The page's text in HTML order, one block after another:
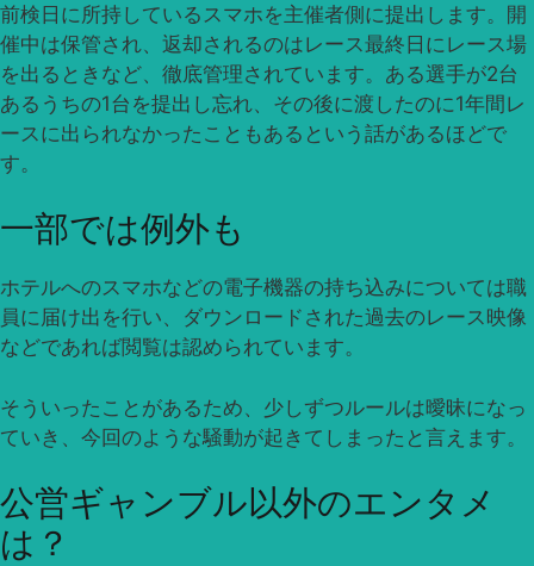
前検日に所持しているスマホを主催者側に提出します。開
催中は保管され、返却されるのはレース最終日にレース場
を出るときなど、徹底管理されています。ある選手が2台
あるうちの1台を提出し忘れ、その後に渡したのに1年間レ
ースに出られなかったこともあるという話があるほどで
す。
一部では例外も
ホテルへのスマホなどの電子機器の持ち込みについては職
員に届け出を行い、ダウンロードされた過去のレース映像
などであれば閲覧は認められています。
そういったことがあるため、少しずつルールは曖昧になっ
ていき、今回のような騒動が起きてしまったと言えます。
公営ギャンブル以外のエンタメ
は？